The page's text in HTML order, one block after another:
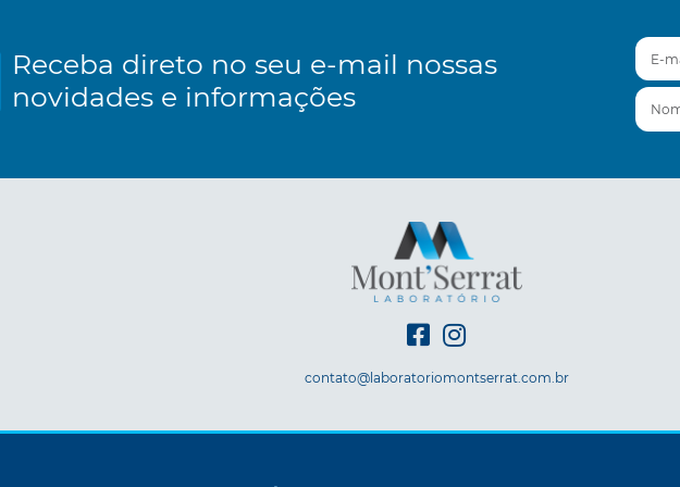
Receba direto no seu e-mail nossas
novidades e informações
E-mail
Nome
contato@laboratoriomontserrat.com.br